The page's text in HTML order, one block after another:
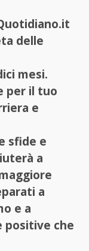
delle
mesi.
per il tuo
e
sfide e
a
a
e a
positive che